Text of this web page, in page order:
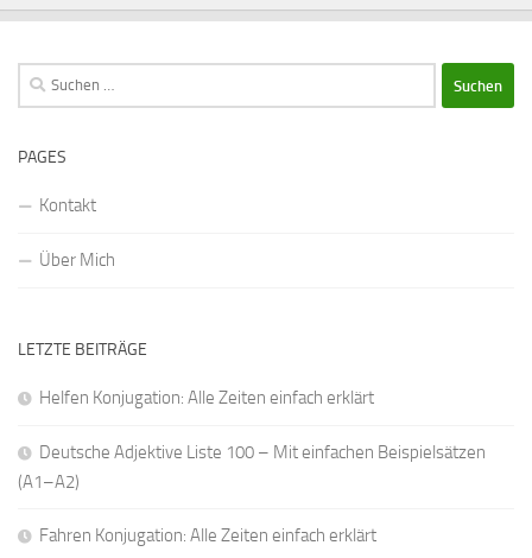
Suchen
nach:
PAGES
Kontakt
Über Mich
LETZTE BEITRÄGE
Helfen Konjugation: Alle Zeiten einfach erklärt
Deutsche Adjektive Liste 100 – Mit einfachen Beispielsätzen
(A1–A2)
Fahren Konjugation: Alle Zeiten einfach erklärt